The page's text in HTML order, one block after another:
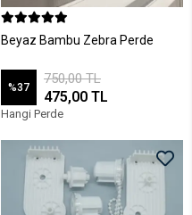
Beyaz Bambu Zebra Perde
%37
750,00 TL
475,00 TL
Hangi Perde